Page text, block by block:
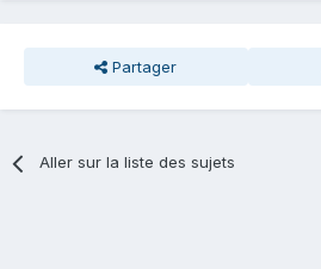
Partager
Aller sur la liste des sujets